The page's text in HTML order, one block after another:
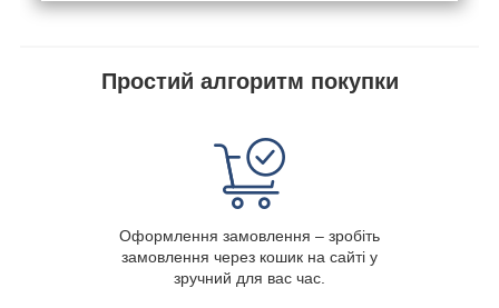
Простий алгоритм покупки
Оформлення замовлення – зробіть
замовлення через кошик на сайті у
зручний для вас час.